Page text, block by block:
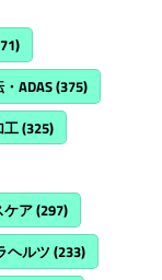
ADAS(375)
工(325)
ケア(297)
ヘルツ(233)